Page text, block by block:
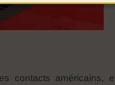
contacts américains,